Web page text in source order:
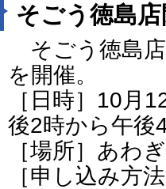
そごう徳島
そごう徳島店
を開催。
［日時］10月
後2時から午後
［場所］あわ
［申し込み方